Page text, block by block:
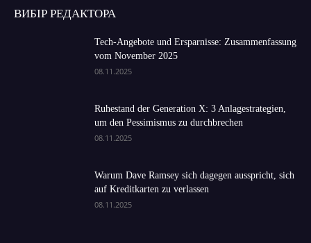
ВИБІР РЕДАКТОРА
Tech-Angebote und Ersparnisse: Zusammenfassung
vom November 2025
08.11.2025
Ruhestand der Generation X: 3 Anlagestrategien,
um den Pessimismus zu durchbrechen
08.11.2025
Warum Dave Ramsey sich dagegen ausspricht, sich
auf Kreditkarten zu verlassen
08.11.2025